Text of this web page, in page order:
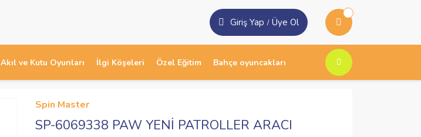
Giriş Yap / Üye Ol
Akıl ve Kutu Oyunları İlgi Köşeleri Özel Eğitim Bahçe oyuncakları
Spin Master
SP-6069338 PAW YENİ PATROLLER ARACI